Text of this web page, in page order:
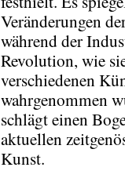
Veränderungen
während der
Revolution, wie
verschiedenen
wahrgenommen
schlägt einen
aktuellen
Kunst.